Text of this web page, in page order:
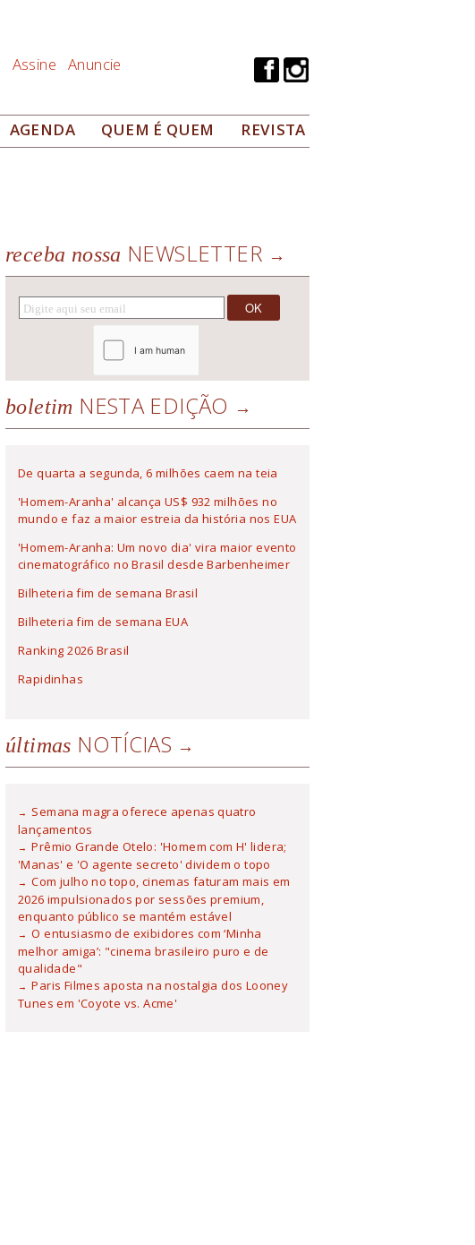
Assine Anuncie
AGENDA QUEM É QUEM REVISTA
receba nossa NEWSLETTER
boletim NESTA EDIÇÃO
De quarta a segunda, 6 milhões caem na teia
'Homem-Aranha' alcança US$ 932 milhões no
mundo e faz a maior estreia da história nos EUA
'Homem-Aranha: Um novo dia' vira maior evento
cinematográfico no Brasil desde Barbenheimer
Bilheteria fim de semana Brasil
Bilheteria fim de semana EUA
Ranking 2026 Brasil
Rapidinhas
últimas NOTÍCIAS
Semana magra oferece apenas quatro
lançamentos
Prêmio Grande Otelo: 'Homem com H' lidera;
'Manas' e 'O agente secreto' dividem o topo
Com julho no topo, cinemas faturam mais em
2026 impulsionados por sessões premium,
enquanto público se mantém estável
O entusiasmo de exibidores com ‘Minha
melhor amiga’: "cinema brasileiro puro e de
qualidade"
Paris Filmes aposta na nostalgia dos Looney
Tunes em 'Coyote vs. Acme'